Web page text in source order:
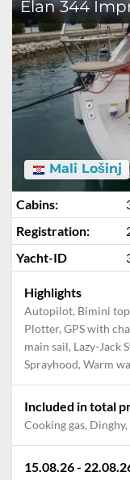
Elan 344
Mali Lošinj
Cabins:
Registration:
Yacht-ID
Highlights
Autopilot, Bimini
Plotter, GPS with
main sail, Lazy-Jack
Sprayhood, Warm
Included in total
Cooking gas, Dinghy, Final cleaning, Mooring in home
15.08.26 -